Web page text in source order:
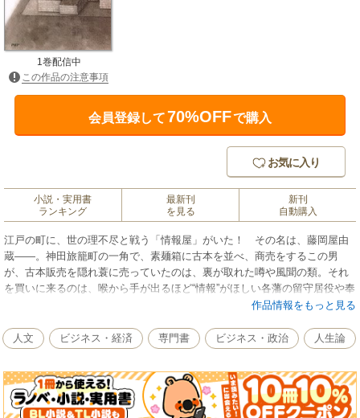
1巻配信中
この作品の注意事項
会員登録して70%OFFで購入
お気に入り
小説・実用書
ランキング
最新刊
を見る
新刊
自動購入
江戸の町に、世の理不尽と戦う「情報屋」がいた！ その名は、藤岡屋由
蔵――。神田旅籠町の一角で、素麺箱に古本を並べ、商売をするこの男
が、古本販売を隠れ蓑に売っていたのは、裏が取れた噂や風聞の類。それ
を買いに来るのは、喉から手が出るほど“情報”がほしい各藩の留守居役や奉
行所の役人だった。由蔵が己の仕事として心に刻み込んでいたのは、真実
役人が逃げ込んで来る。その役人は、日の本を震撼させたシーボルト事件
に絡んでいた。しかしその騒動のとばっちりで、由蔵の手下が命を落とし
てしまう。手下の理不尽な死を許すことができない由蔵は、真実を暴くた
め、動き始めるのだが・・・・・・。天下を揺るがす陰謀に、“情報”で挑ん
だ男を活き活きと描く傑作歴史小説。
作品情報をもっと見る
人文 ビジネス・経済 専門書 ビジネス・政治 人生論